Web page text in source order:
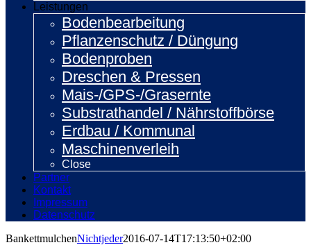
Leistungen
Bodenbearbeitung
Pflanzenschutz / Düngung
Bodenproben
Dreschen & Pressen
Mais-/GPS-/Grasernte
Substrathandel / Nährstoffbörse
Erdbau / Kommunal
Maschinenverleih
Close
Partner
Kontakt
Impressum
Datenschutz
BankettmulchenNichtjeder2016-07-14T17:13:50+02:00